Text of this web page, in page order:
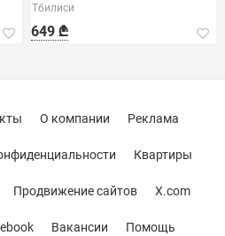
Тбилиси
649 ₾
О компании Реклама
Квартиры
Продвижение сайтов X.com
Вакансии Помощь